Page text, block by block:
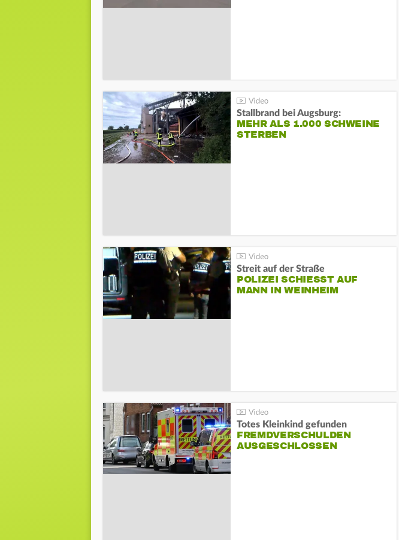
Stallbrand bei Augsburg:
MEHR ALS 1.000 SCHWEINE
STERBEN
Streit auf der Straße
POLIZEI SCHIESST AUF M
ANN IN WEINHEIM
Totes Kleinkind gefunden
FREMDVERSCHULDEN
AUSGESCHLOSSEN